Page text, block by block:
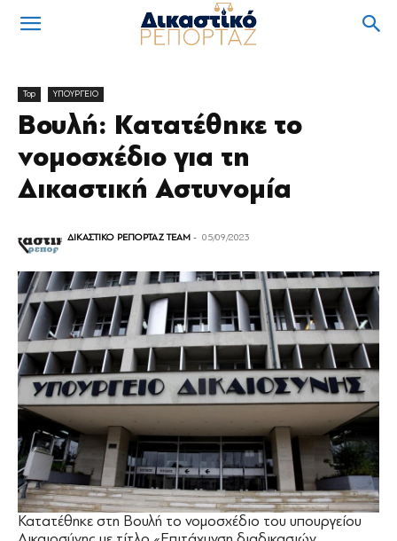
Top ΥΠΟΥΡΓΕΙΟ
Βουλή: Κατατέθηκε το
νομοσχέδιο για τη
Δικαστική Αστυνομία
ΔΙΚΑΣΤΙΚΟ ΡΕΠΟΡΤΑΖ TEAM - 05/09/2023
Κατατέθηκε στη Βουλή το νομοσχέδιο του υπουργείου